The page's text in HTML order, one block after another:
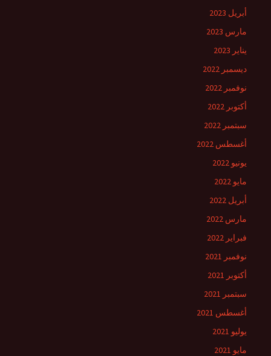
أبريل 2023
مارس 2023
يناير 2023
ديسمبر 2022
نوفمبر 2022
أكتوبر 2022
سبتمبر 2022
أغسطس 2022
يونيو 2022
مايو 2022
أبريل 2022
مارس 2022
فبراير 2022
نوفمبر 2021
أكتوبر 2021
سبتمبر 2021
أغسطس 2021
يوليو 2021
مايو 2021